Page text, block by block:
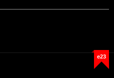
e23